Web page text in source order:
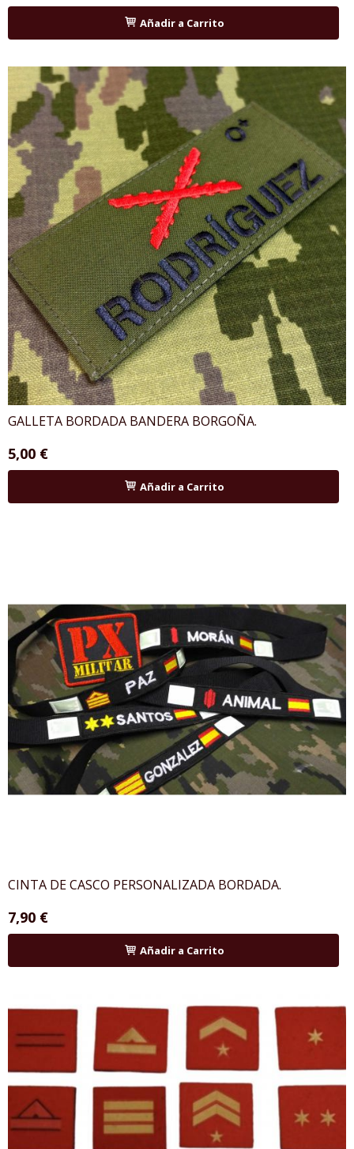
Añadir a Carrito
GALLETA BORDADA BANDERA BORGOÑA.
5,00 €
Añadir a Carrito
CINTA DE CASCO PERSONALIZADA BORDADA.
7,90 €
Añadir a Carrito